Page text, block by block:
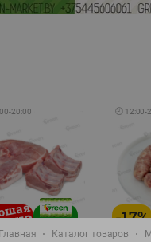
-20:00 🕘 12:00-
-17%
Главная Каталог товаров